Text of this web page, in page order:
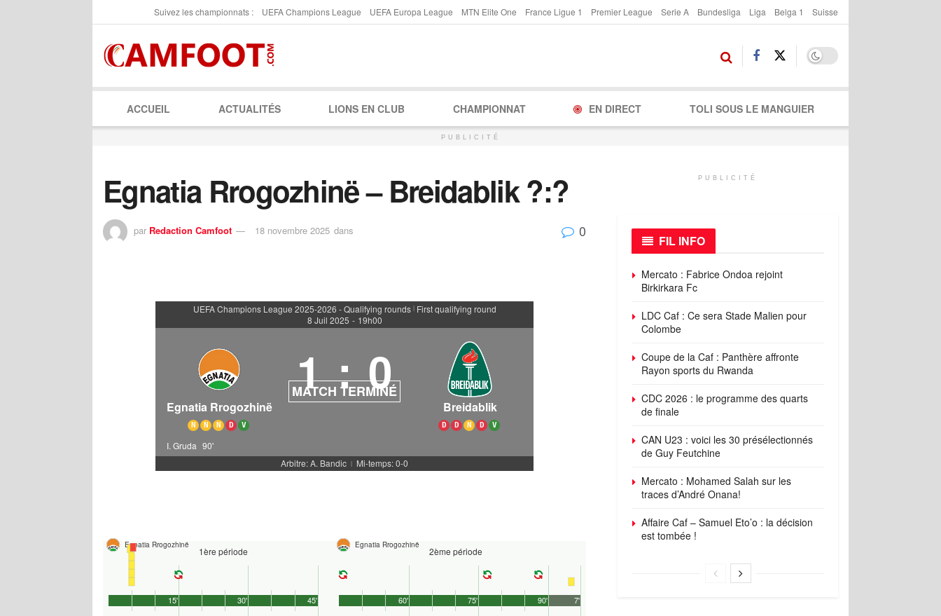
Suivez les championnats : UEFA Champions League UEFA Europa League MTN Elite One France Ligue 1 Premier League Serie A Bundesliga Liga Belga 1 Suisse
ACCUEIL ACTUALITÉS LIONS EN CLUB CHAMPIONNAT EN DIRECT TOLI SOUS LE MANGUIER
PUBLICITÉ
Egnatia Rrogozhinë – Breidablik ?:?
par Redaction Camfoot 18 novembre 2025 dans 0
UEFA Champions League 2025-2026 - Qualifying rounds | First qualifying round
8 Juil 2025 - 19h00
Egnatia Rrogozhinë
N N N D V
1 : 0
MATCH TERMINÉ
Breidablik
D D N D V
I. Gruda 90'
Arbitre: A. Bandic | Mi-temps: 0-0
Egnatia Rrogozhinë
1ère période
45'
15' 30'
Egnatia Rrogozhinë
2ème période
90'
60' 75' 7'
PUBLICITÉ
FIL INFO
Mercato : Fabrice Ondoa rejoint
Birkirkara Fc
LDC Caf : Ce sera Stade Malien pour
Colombe
Coupe de la Caf : Panthère affronte
Rayon sports du Rwanda
CDC 2026 : le programme des quarts
de finale
CAN U23 : voici les 30 présélectionnés
de Guy Feutchine
Mercato : Mohamed Salah sur les
traces d’André Onana!
Affaire Caf – Samuel Eto’o : la décision
est tombée !